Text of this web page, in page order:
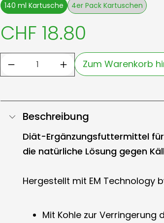
140 ml Kartusche 4er Pack Kartuschen
CHF 18.80
Zum Warenkorb
Beschreibung
Diät-Ergänzungsfuttermittel
die natürliche Lösung gegen
Hergestellt mit EM Technology
Mit Kohle zur Verringerung